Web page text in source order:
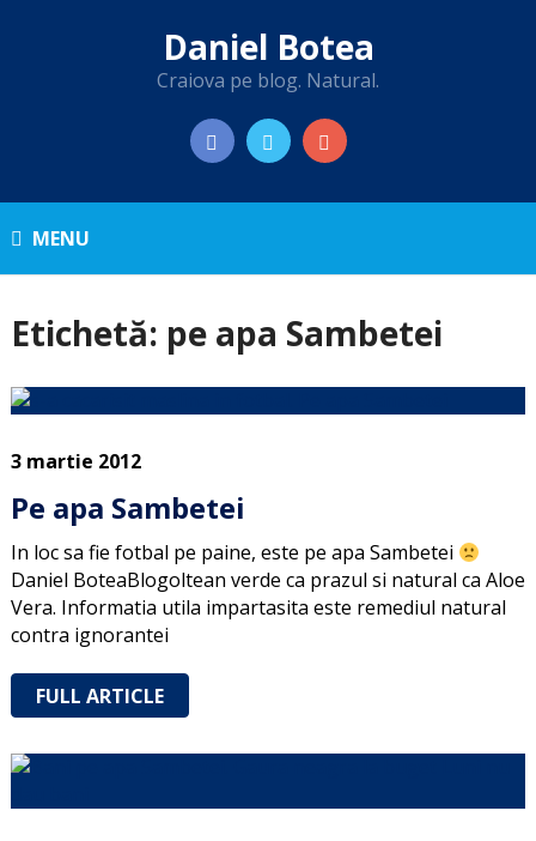
Daniel Botea
Craiova pe blog. Natural.
MENU
Etichetă: pe apa Sambetei
3 martie 2012
Pe apa Sambetei
In loc sa fie fotbal pe paine, este pe apa Sambetei
Daniel BoteaBlogoltean verde ca prazul si natural ca Aloe
Vera. Informatia utila impartasita este remediul natural
contra ignorantei
FULL ARTICLE